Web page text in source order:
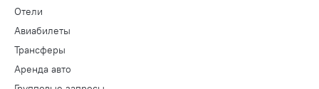
Отели
Авиабилеты
Трансферы
Аренда авто